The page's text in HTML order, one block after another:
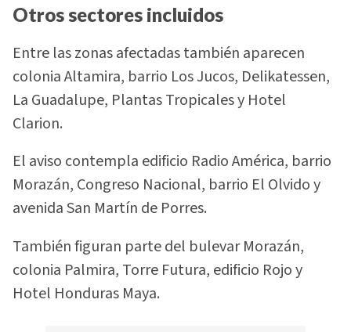
Otros sectores incluidos
Entre las zonas afectadas también aparecen
colonia Altamira, barrio Los Jucos, Delikatessen,
La Guadalupe, Plantas Tropicales y Hotel
Clarion.
El aviso contempla edificio Radio América, barrio
Morazán, Congreso Nacional, barrio El Olvido y
avenida San Martín de Porres.
También figuran parte del bulevar Morazán,
colonia Palmira, Torre Futura, edificio Rojo y
Hotel Honduras Maya.